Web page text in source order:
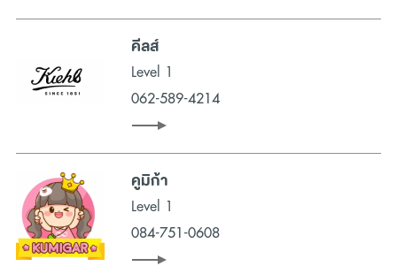
คีลส์
Level 1
062-589-4214
คูมิก้า
Level 1
084-751-0608